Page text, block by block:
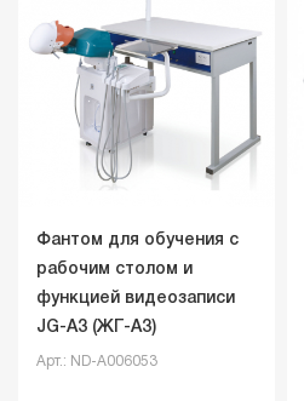
Фантом для обучения с
рабочим столом и
функцией видеозаписи
JG-A3 (ЖГ-А3)
Арт.: ND-A006053